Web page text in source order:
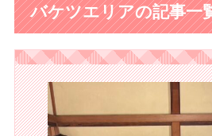
バケツエリアの記事一